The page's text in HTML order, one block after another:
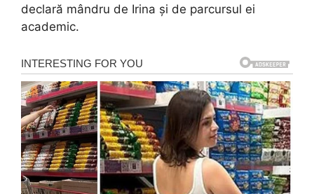
declară mândru de Irina și de parcursul ei
academic.